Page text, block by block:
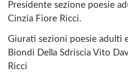
Presidente sezione poesie
Cinzia Fiore Ricci.
Giurati sezioni poesie adulti
Biondi Della Sdriscia Vito
Ricci